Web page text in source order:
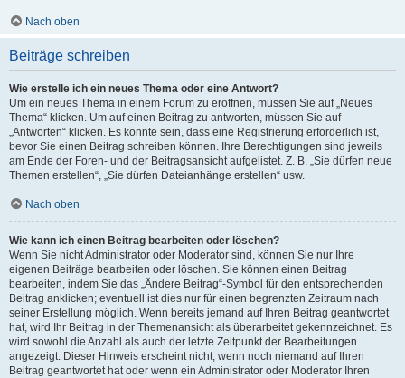
Nach oben
Beiträge schreiben
Wie erstelle ich ein neues Thema oder eine Antwort?
Um ein neues Thema in einem Forum zu eröffnen, müssen Sie auf „Neues
Thema“ klicken. Um auf einen Beitrag zu antworten, müssen Sie auf
„Antworten“ klicken. Es könnte sein, dass eine Registrierung erforderlich ist,
bevor Sie einen Beitrag schreiben können. Ihre Berechtigungen sind jeweils
am Ende der Foren- und der Beitragsansicht aufgelistet. Z. B. „Sie dürfen neue
Themen erstellen“, „Sie dürfen Dateianhänge erstellen“ usw.
Nach oben
Wie kann ich einen Beitrag bearbeiten oder löschen?
Wenn Sie nicht Administrator oder Moderator sind, können Sie nur Ihre
eigenen Beiträge bearbeiten oder löschen. Sie können einen Beitrag
bearbeiten, indem Sie das „Ändere Beitrag“-Symbol für den entsprechenden
Beitrag anklicken; eventuell ist dies nur für einen begrenzten Zeitraum nach
seiner Erstellung möglich. Wenn bereits jemand auf Ihren Beitrag geantwortet
hat, wird Ihr Beitrag in der Themenansicht als überarbeitet gekennzeichnet. Es
wird sowohl die Anzahl als auch der letzte Zeitpunkt der Bearbeitungen
angezeigt. Dieser Hinweis erscheint nicht, wenn noch niemand auf Ihren
Beitrag geantwortet hat oder wenn ein Administrator oder Moderator Ihren